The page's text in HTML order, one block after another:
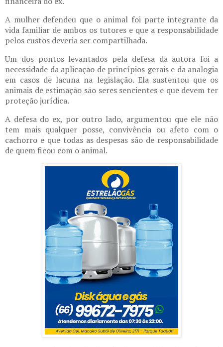
A mulher defendeu que o animal foi parte integrante da
vida familiar de ambos os tutores e que a responsabilidade
pelos custos deveria ser compartilhada.
Um dos pontos levantados pela defesa da autora foi a
necessidade da aplicação de princípios gerais e da analogia
em casos de lacuna na legislação. Ela sustentou que os
animais de estimação são seres sencientes e que devem ter
proteção jurídica.
A defesa do ex, por outro lado, argumentou que ele não
tem mais qualquer posse, convivência ou afeto com o
cachorro e que todas as despesas são de responsabilidade
de quem ficou com o animal.